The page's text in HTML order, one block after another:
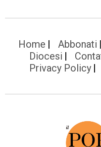
Home Abbonati
Diocesi
Privacy Policy